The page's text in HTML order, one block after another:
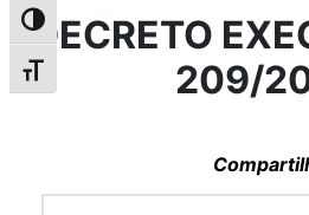
Alternar alto contraste
Alternar tamanho da fonte
DECRETO
209/